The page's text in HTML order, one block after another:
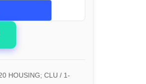
HOUSING; CLU / 1-